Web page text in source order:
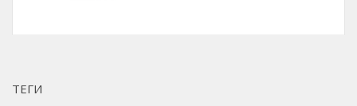
ТЕГИ